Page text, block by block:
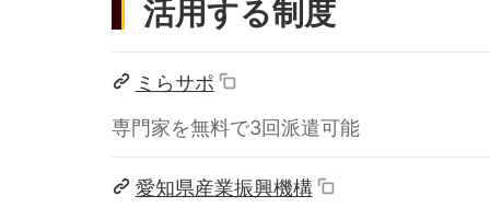
活用する制度
ミらサポ
専門家を無料で3回派遣可能
愛知県産業振興機構